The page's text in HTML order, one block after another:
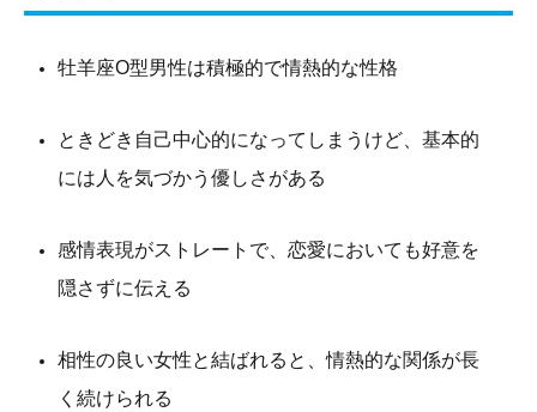
牡羊座O型男性は積極的で情熱的な性格
ときどき自己中心的になってしまうけど、基本的
には人を気づかう優しさがある
感情表現がストレートで、恋愛においても好意を
隠さずに伝える
相性の良い女性と結ばれると、情熱的な関係が長
く続けられる